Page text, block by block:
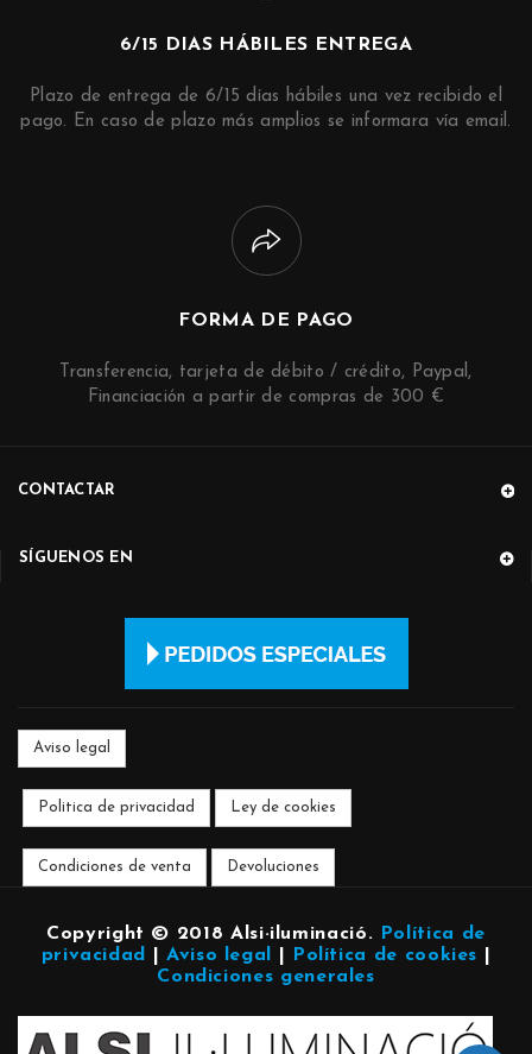
6/15 DIAS HÁBILES ENTREGA
Plazo de entrega de 6/15 días hábiles una vez recibido el
pago. En caso de plazo más amplios se informara vía email.
FORMA DE PAGO
Transferencia, tarjeta de débito / crédito, Paypal,
Financiación a partir de compras de 300 €
CONTACTAR
SÍGUENOS EN
Aviso legal
Politica de privacidad Ley de cookies
Condiciones de venta Devoluciones
Copyright © 2018 Alsi·iluminació.
Política de
privacidad
Aviso legal Política de cookies
Condiciones generales